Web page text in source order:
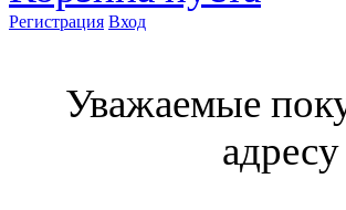
Регистрация Вход
Уважаемые